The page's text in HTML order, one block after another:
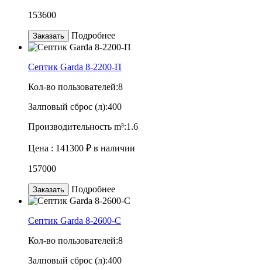
153600
Заказать Подробнее
Септик Garda 8-2200-П
Кол-во пользователей:8
Залповый сброс (л):400
Производительность m³:1.6
Цена : 141300 ₽ в наличии
157000
Заказать Подробнее
Септик Garda 8-2600-C
Кол-во пользователей:8
Залповый сброс (л):400